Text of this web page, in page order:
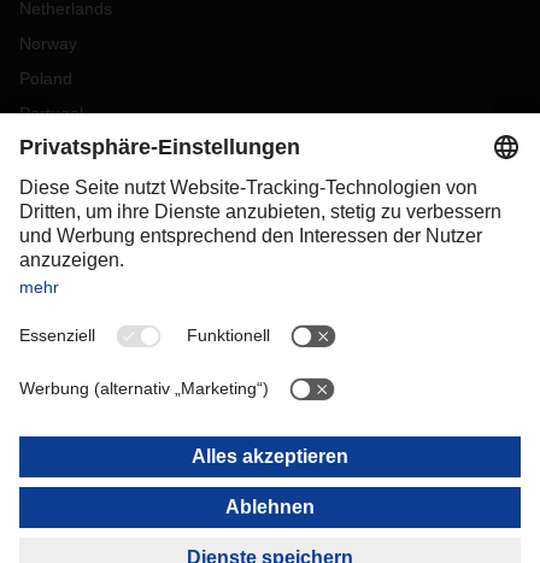
Netherlands
Norway
Poland
Portugal
Romania
Slovakia
Spain
Sweden
Switzerland
OCEANIA